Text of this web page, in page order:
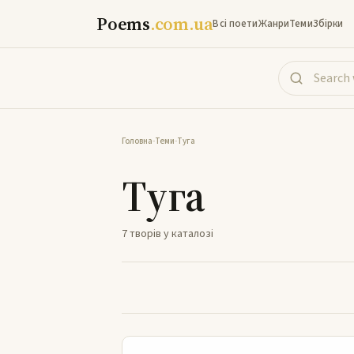
Poems.com.uaВсі поетиЖанриТемиЗбірки
Головна-Теми-Туга
Туга
7 творів у каталозі
Замрія